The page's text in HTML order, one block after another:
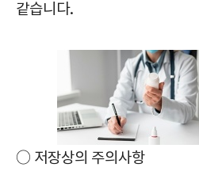
같습니다.
○ 저장상의 주의사항